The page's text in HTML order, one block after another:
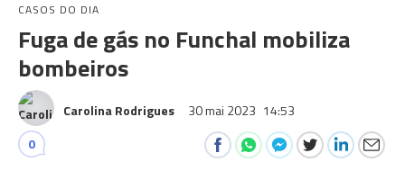
CASOS DO DIA
Fuga de gás no Funchal mobiliza
bombeiros
Carolina Rodrigues 30 mai 2023 14:53
0